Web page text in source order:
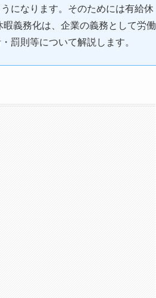
になります。そのためには有給休
義務化は、企業の義務として労働
罰則等について解説します。